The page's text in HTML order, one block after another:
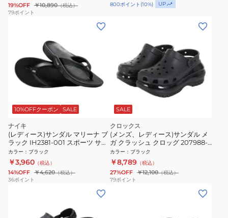
19%OFF ￥10,890（税込）
79ポイント
800ポイント (10%) UP
10%OFFクーポン SALE
ナイキ
(レディース)サンダル マリーナ ブ
ラック IH2381-001 スポーツ サン
ダル カジュアル シューズ
カラー ： ブラック
￥3,960 （税込）
14%OFF ￥4,620（税込）
36ポイント
SALE
クロックス
(メンズ、レディース)サンダル メ
ガ クラッシュ クロッグ 207988-
001-2023T
カラー ： ブラック
￥8,789 （税込）
27%OFF ￥12,100（税込）
79ポイント